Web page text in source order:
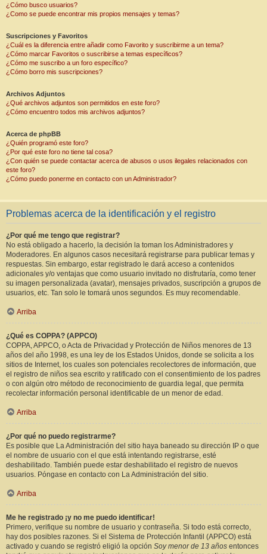
¿Cómo busco usuarios?
¿Como se puede encontrar mis propios mensajes y temas?
Suscripciones y Favoritos
¿Cuál es la diferencia entre añadir como Favorito y suscribirme a un tema?
¿Cómo marcar Favoritos o suscribirse a temas específicos?
¿Cómo me suscribo a un foro específico?
¿Cómo borro mis suscripciones?
Archivos Adjuntos
¿Qué archivos adjuntos son permitidos en este foro?
¿Cómo encuentro todos mis archivos adjuntos?
Acerca de phpBB
¿Quién programó este foro?
¿Por qué este foro no tiene tal cosa?
¿Con quién se puede contactar acerca de abusos o usos ilegales relacionados con
este foro?
¿Cómo puedo ponerme en contacto con un Administrador?
Problemas acerca de la identificación y el registro
¿Por qué me tengo que registrar?
No está obligado a hacerlo, la decisión la toman los Administradores y
Moderadores. En algunos casos necesitará registrarse para publicar temas y
respuestas. Sin embargo, estar registrado le dará acceso a contenidos
adicionales y/o ventajas que como usuario invitado no disfrutaría, como tener
su imagen personalizada (avatar), mensajes privados, suscripción a grupos de
usuarios, etc. Tan solo le tomará unos segundos. Es muy recomendable.
Arriba
¿Qué es COPPA? (APPCO)
COPPA, APPCO, o Acta de Privacidad y Protección de Niños menores de 13
años del año 1998, es una ley de los Estados Unidos, donde se solicita a los
sitios de Internet, los cuales son potenciales recolectores de información, que
el registro de niños sea escrito y ratificado con el consentimiento de los padres
o con algún otro método de reconocimiento de guardia legal, que permita
recolectar información personal identificable de un menor de edad.
Arriba
¿Por qué no puedo registrarme?
Es posible que La Administración del sitio haya baneado su dirección IP o que
el nombre de usuario con el que está intentando registrarse, esté
deshabilitado. También puede estar deshabilitado el registro de nuevos
usuarios. Póngase en contacto con La Administración del sitio.
Arriba
Me he registrado ¡y no me puedo identificar!
Primero, verifique su nombre de usuario y contraseña. Si todo está correcto,
hay dos posibles razones. Si el Sistema de Protección Infantil (APPCO) está
activado y cuando se registró eligió la opción Soy menor de 13 años entonces